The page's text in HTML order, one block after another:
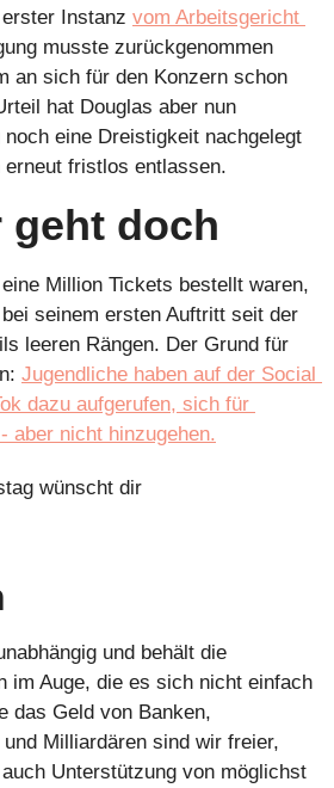
Instanz vom Arbeitsgericht
musste zurückgenommen
an sich für den Konzern schon
hat Douglas aber nun
noch eine Dreistigkeit nachgelegt
fristlos entlassen.
geht doch
Million Tickets bestellt waren,
seinem ersten Auftritt seit der
leeren Rängen. Der Grund für
Jugendliche haben auf der Social
dazu aufgerufen, sich für
aber nicht hinzugehen.
wünscht dir
und behält die
im Auge, die es sich nicht einfach
das Geld von Banken,
Milliardären sind wir freier,
Unterstützung von möglichst